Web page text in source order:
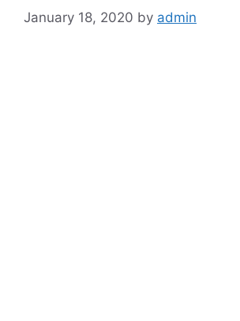
January 18, 2020 by admin